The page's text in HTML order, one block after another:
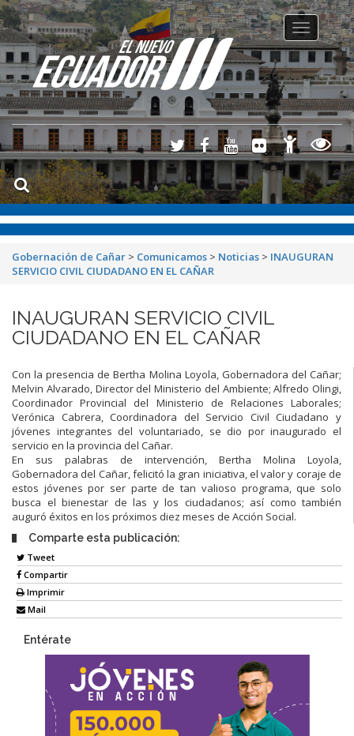
Toggle
navigation
Gobernación de Cañar > Comunicamos > Noticias > INAUGURAN
SERVICIO CIVIL CIUDADANO EN EL CAÑAR
INAUGURAN SERVICIO CIVIL
CIUDADANO EN EL CAÑAR
Con la presencia de Bertha Molina Loyola, Gobernadora del Cañar;
Melvin Alvarado, Director del Ministerio del Ambiente; Alfredo Olingi,
Coordinador Provincial del Ministerio de Relaciones Laborales;
Verónica Cabrera, Coordinadora del Servicio Civil Ciudadano y
jóvenes integrantes del voluntariado, se dio por inaugurado el
servicio en la provincia del Cañar.
En sus palabras de intervención, Bertha Molina Loyola,
Gobernadora del Cañar, felicitó la gran iniciativa, el valor y coraje de
estos jóvenes por ser parte de tan valioso programa, que solo
busca el bienestar de las y los ciudadanos; así como también
auguró éxitos en los próximos diez meses de Acción Social.
Comparte esta publicación:
Tweet
Compartir
Imprimir
Mail
Entérate